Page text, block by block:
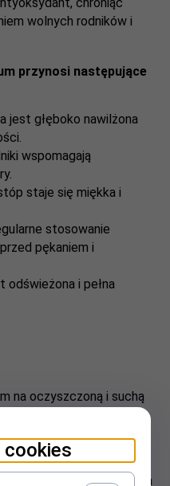
wolnych rodników i
przynosi następujące
jest głęboko nawilżona
wspomagają
staje się miękka i
stosowanie
pękaniem i
odświeżona i pełna
na oczyszczoną i suchą
zabiegów to doskonałe
zapewnić swoim stopom
cookies